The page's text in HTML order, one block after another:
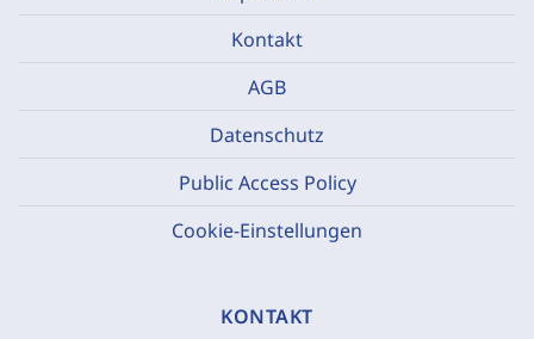
Kontakt
AGB
Datenschutz
Public Access Policy
Cookie-Einstellungen
KONTAKT